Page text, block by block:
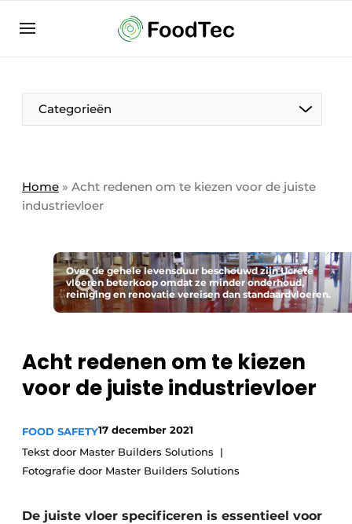
Bedrijven
Bedrijven
Direct contact
Eigen content aanleveren
Home
Meest gelezen
Nieuwsbrief
Privacy / Cookie statement
Vacature aanmelden
Video’s
Categorieën
Home » Acht redenen om te kiezen voor de juiste
industrievloer
Over de gehele levensduur beschouwd zijn Ucrete
vloeren beterkoop omdat ze minder onderhoud,
reiniging en renovatie vereisen dan standaardvloeren.
Acht redenen om te kiezen
voor de juiste industrievloer
FOOD SAFETY17 december 2021
Tekst door Master Builders Solutions
Fotografie door Master Builders Solutions
De juiste vloer specificeren is essentieel voor